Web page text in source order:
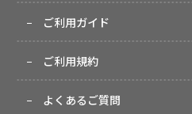
ご利用ガイド
ご利用規約
よくあるご質問